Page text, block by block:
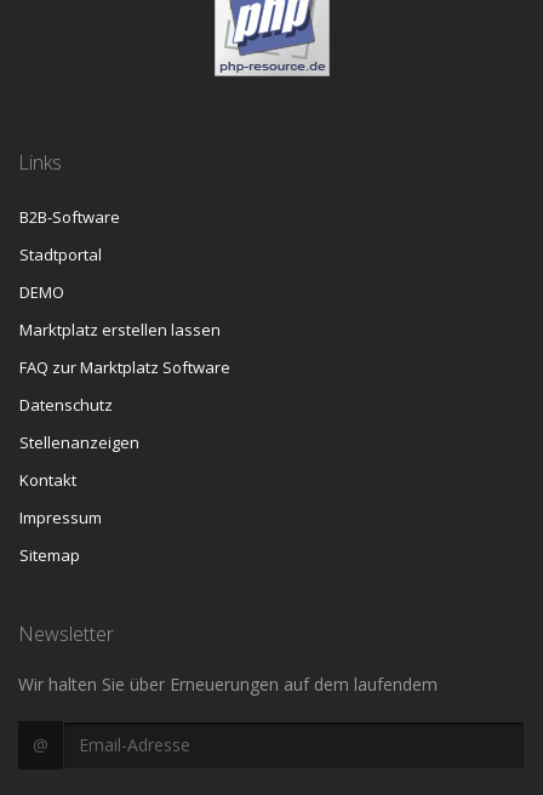
Links
B2B-Software
Stadtportal
DEMO
Marktplatz erstellen lassen
FAQ zur Marktplatz Software
Datenschutz
Stellenanzeigen
Kontakt
Impressum
Sitemap
Newsletter
Wir halten Sie über Erneuerungen auf dem laufendem
@